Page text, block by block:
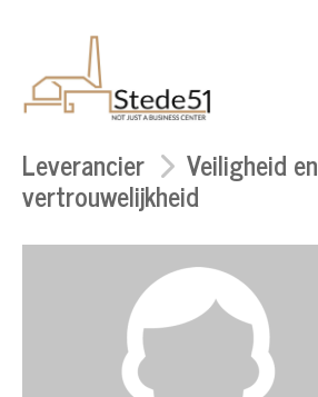
Leverancier Veiligheid en
vertrouwelijkheid